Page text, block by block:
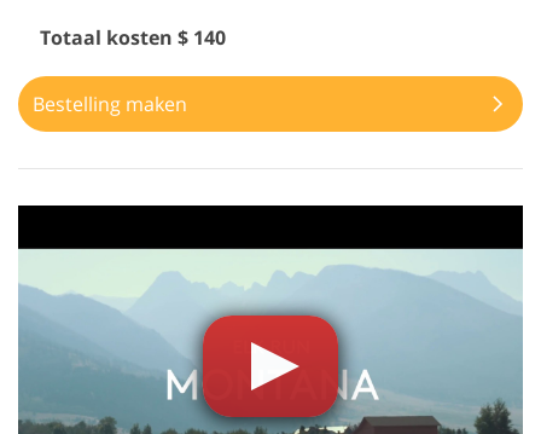
Totaal kosten $ 140
Bestelling maken